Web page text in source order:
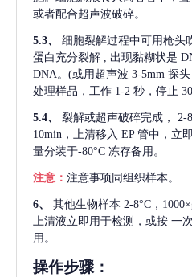
或者配合超声波破碎。
5.3、
细胞裂解过程中可用枪头
蛋白充分裂解 , 出现黏糊状是
DNA。(或用超声波 3-5mm 探
处理样品，工作 1-2 秒，停止
5.4、 裂解或超声破碎完成，
2-
10min，上清移入 EP 管中，立
量分装于-80°C 冻存备用。
注意： 注意事项同组织样本。
6、 其他生物样本 2-8°C，
上清液立即用于检测，或按 一
用。
操作步骤：